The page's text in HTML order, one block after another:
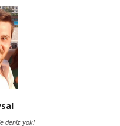
deniz yok!